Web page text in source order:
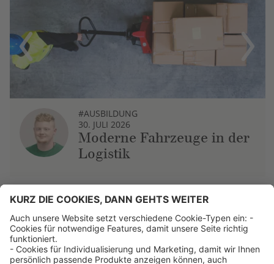
Previous
#AUSBILDUNG
30. JULI 2026
Moderne Fahrzeuge in der
Logistik
Next